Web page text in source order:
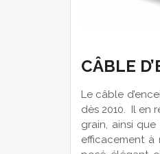
CÂBLE
Le câble
dès 2010. Il en
grain, ainsi
efficacement